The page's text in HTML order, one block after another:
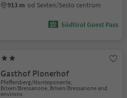
913 m od Sexten/Sesto centrum
Südtirol Guest Pass
Gasthof Plonerhof
Pfeffersberg/Monteponente,
Brixen/Bressanone, Brixen/Bressanone and
environs